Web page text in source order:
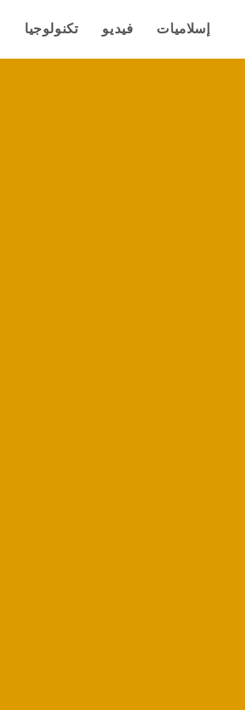
إسلاميات فيديو تكنولوجيا